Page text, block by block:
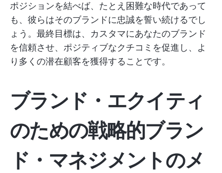
ポジションを結べば、たとえ困難な時代であって
も、彼らはそのブランドに忠誠を誓い続けるでし
ょう。最終目標は、カスタマにあなたのブランド
を信頼させ、ポジティブなクチコミを促進し、よ
り多くの潜在顧客を獲得することです。
ブランド・エクイティ
のための戦略的ブラン
ド・マネジメントのメ